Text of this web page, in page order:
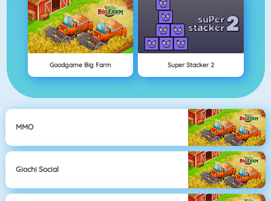
Goodgame Big Farm Super Stacker 2
MMO
Giochi Social